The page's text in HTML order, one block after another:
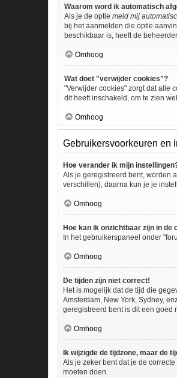
Waarom word ik automatisch
Als je de optie meld mij
bij het aanmelden die optie
beschikbaar is, heeft de
Omhoog
Wat doet "verwijder cookies"?
"Verwijder cookies" zorgt dat alle
dit heeft inschakeld, om te zien
Omhoog
Gebruikersvoorkeuren en
Hoe verander ik mijn
Als je geregistreerd bent, worden
verschillen), daarna kun je je
Omhoog
Hoe kan ik onzichtbaar zijn in de
In het gebruikerspaneel onder
Omhoog
De tijden zijn niet correct!
Het is mogelijk dat de tijd die
Amsterdam, New York, Sydney,
geregistreerd bent is dit een goed
Omhoog
Ik wijzigde de tijdzone, maar de
Als je zeker bent dat je de
moeten doen.